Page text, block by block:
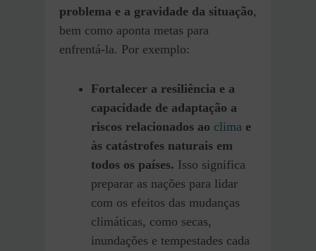
problema e a gravidade da situação,
bem como aponta metas para
enfrentá-la. Por exemplo:
Fortalecer a resiliência e a
capacidade de adaptação a
riscos relacionados ao clima e
às catástrofes naturais em
todos os países. Isso significa
preparar as nações para lidar
com os efeitos das mudanças
climáticas, como secas,
inundações e tempestades cada